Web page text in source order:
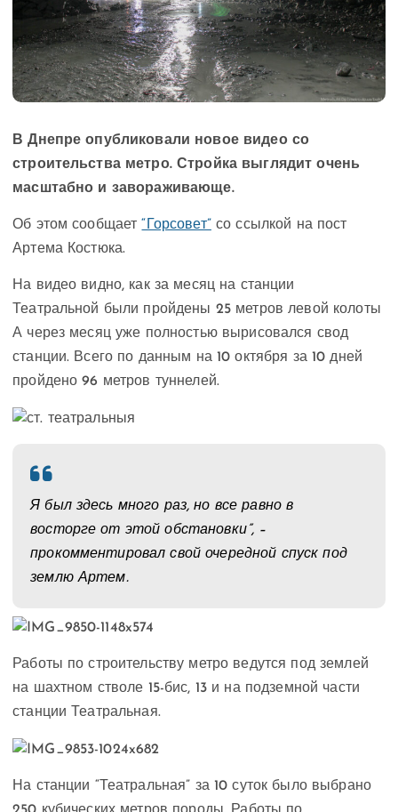
В Днепре опубликовали новое видео со
строительства метро. Стройка выглядит очень
масштабно и завораживающе.
Об этом сообщает“Горсовет” со ссылкой на пост
Артема Костюка.
На видео видно, как за месяц на станции
Театральной были пройдены 25 метров левой колоты
А через месяц уже полностью вырисовался свод
станции. Всего по данным на 10 октября за 10 дней
пройдено 96 метров туннелей.
Я был здесь много раз, но все равно в
восторге от этой обстановки”, –
прокомментировал свой очередной спуск под
землю Артем.
Работы по строительству метро ведутся под землей
на шахтном стволе 15-бис, 13 и на подземной части
станции Театральная.
На станции “Театральная” за 10 суток было выбрано